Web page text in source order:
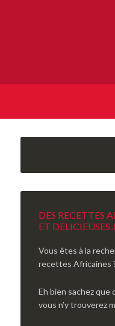
DES RECETTES
ET DELICIEUSES
Vous êtes à la
recettes Africaines
Eh bien sachez que
vous n’y trouverez